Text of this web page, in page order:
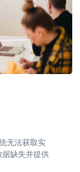
无法获取实
缺失并提供